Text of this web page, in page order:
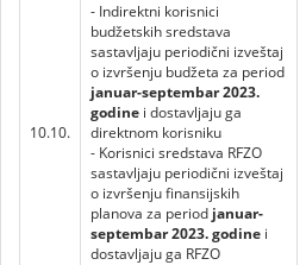
10.10.
- Indirektni korisnici
budžetskih sredstava
sastavljaju periodični izveštaj
o izvršenju budžeta za period
januar-septembar 2023.
godine i dostavljaju ga
direktnom korisniku
- Korisnici sredstava RFZO
sastavljaju periodični izveštaj
o izvršenju finansijskih
planova za period januar-
septembar 2023. godine i
dostavljaju ga RFZO